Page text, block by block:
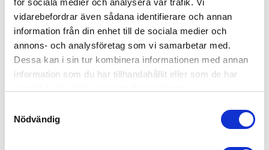
för sociala medier och analysera vår trafik. Vi
vidarebefordrar även sådana identifierare och annan
information från din enhet till de sociala medier och
annons- och analysföretag som vi samarbetar med.
Dessa kan i sin tur kombinera informationen med annan
information som du har tillhandahållit eller som de har
Nödvändig
Försäljning, mötesbokning & handel
Kontakta oss idag för mer information!
” anger obligatoriska fält
Företagsnamn*
Namn*